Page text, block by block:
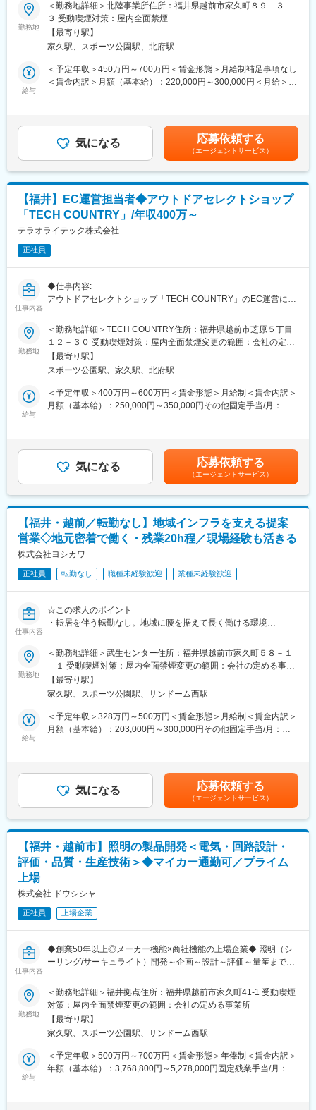
増進などの福利厚生費用を年間34,000円分使用できます。
■当社の特徴：
福井村田製作所はムラタグループの中でも国内最大規模の事業所
して歴史を築いてきました。福井ムラタの生み出した世界最先端
の電子部品は、あらゆる電子機器に搭載され、高度に電子化した
岩谷産業(東証プライム上場)グループで国内No.1サプライヤーの
同社にて、お客様へガスを供給するための、ガス製造プラントや
ガス貯槽設備の設計・施工管理をお任せいたします。
■具体的な業務：
・工事詳細の打ち合わせ／現地視察
・工事に関する配管図作成／工程表作成
産業ガス設備据え付け工事や配管工事の管理）
■働き方：
年間休日123日、施工管理の平均残業は月30時間程度です。休日
は言えませんが、1週間程度～1か月程度の出張が発生するケース
があります。
■魅力ポイント：
＜国内No.1サプライヤー！液化水素の国内シェア100％で「脱炭
素社会」の実現に貢献！＞
岩谷瓦斯は日本で初めて水素の販売を始めた会社。圧縮水素（気
化した水素）は国内シェア約35％、液化水素に限れば製造してい
るのは岩谷グループのみのため、国内シェアは100％で、水素の
国内トップサプライヤーです。国を挙げて取り組んでいる「脱炭
素社会」の実現に、大きく寄与できる可能性を秘めているのが水
プライヤーとして揺るがぬ存在感を持つ企業になることを目指し
ています。また、通信に重要な光ファイバーの製造時や、病院の
MRI等に使われるヘリウムガスも、国内シェア50％を誇り、こち
らも国内No.1のサプライヤーとなっています。
勤務地
＜勤務地詳細＞北陸事業所住所：福井県越前市家久町８９－３－
３ 受動喫煙対策：屋内全面禁煙
【最寄り駅】
家久駅、スポーツ公園駅、北府駅
給与
＜予定年収＞450万円～700万円＜賃金形態＞月給制補足事項なし
＜賃金内訳＞月額（基本給）：220,000円～300,000円＜月給＞
5.36ヶ月分 ※2022年度実績）賃金はあくまでも目安の金額であ
り、選考を通じて上下する可能性があります。月給(月額)は固定手
当を含めた表記です。
気になる 応募依頼する
（エージェントサービス）
【福井】EC運営担当者◆アウトドアセレクトショップ
「TECH COUNTRY」/年収400万～
テラオライテック株式会社
正社員
仕事内容
◆仕事内容:
アウトドアセレクトショップ「TECH COUNTRY」のEC運営に関
自社ECサイトや楽天・Amazon等のモール運営を中心に、商品の
魅力を伝え、売上拡大につなげるための企画・改善に携わるポジ
ションです。
まずは商品ページの更新や改善、販促施策の運用、売上や在庫状
況の確認などの業務からスタートし、
ご経験や得意分野に応じて、分析をもとにした改善提案や販促企
◆主な業務内容:
・自社ECサイトおよび楽天・Amazon等のモールの運営・更新
・SNS、メルマガ等を活用した販促施策の企画・運用
・在庫状況の確認、販売計画のサポート
◆求める人物像
・アウトドアやライフスタイル商材に強い関心があり、その価値
を自らの言葉で伝えられる方
・売上や利益などの数字に責任を持ち、改善を楽しみながら成果
をつくれる方
・チームを巻き込みながら、目標達成に向けて主体的に動ける方
・自ら意思決定し、最後までやり切る覚悟のある方
変更の範囲：会社の定める業務
勤務地
＜勤務地詳細＞TECH COUNTRY住所：福井県越前市芝原５丁目
１２－３０ 受動喫煙対策：屋内全面禁煙変更の範囲：会社の定め
る事業所
【最寄り駅】
スポーツ公園駅、家久駅、北府駅
給与
＜予定年収＞400万円～600万円＜賃金形態＞月給制＜賃金内訳＞
月額（基本給）：250,000円～350,000円その他固定手当/月：
す。月給(月額)は固定手当を含めた表記です。
気になる 応募依頼する
（エージェントサービス）
【福井・越前／転勤なし】地域インフラを支える提案
営業◇地元密着で働く・残業20h程／現場経験も活きる
株式会社ヨシカワ
正社員 転勤なし 職種未経験歓迎 業種未経験歓迎
仕事内容
☆この求人のポイント
・転居を伴う転勤なし。地域に腰を据えて長く働ける環境
・既存顧客中心の営業スタイル
・ICタグで機械管理し業務効率化などDXが進む企業
・扱う機械は地域の発展の貢献できるインフラ整備や建物づくり
■業務内容
建設会社や土木会社など既存取引先を中心に、建設機械や発電機
などのレンタル提案をお任せします。
【具体的には】
・既存顧客への訪問、ニーズのヒアリング
・機械搬入時の立会い
・返却後の整備部門との連携
・納期やスケジュール調整
※営業といっても新規開拓中心ではなく、お客様・現場・社内の整
先輩社員との同行営業やOJTを通じて業務を覚えていただきま
す。
などで培った調整力やコミュニケーション力を活かして活躍でき
る環境です。
■業務の魅力
工事現場で使用されます。
自分が関わった現場が街の風景として残り、地域発展に貢献して
勤務地
＜勤務地詳細＞武生センター住所：福井県越前市家久町５８－１
－１ 受動喫煙対策：屋内全面禁煙変更の範囲：会社の定める事業
所【最寄り駅】
家久駅、スポーツ公園駅、サンドーム西駅
給与
＜予定年収＞328万円～500万円＜賃金形態＞月給制＜賃金内訳＞
月額（基本給）：203,000円～300,000円その他固定手当/月：
（30,000円／月）■昇給：年1回（4月）※前年度実績：1,400円～
20,400円 ■賞与：年2回（7月・12月）※前年度実績：2.6か月賃金
はあくまでも目安の金額であり、選考を通じて上下する可能性が
あります。月給(月額)は固定手当を含めた表記です。
気になる 応募依頼する
（エージェントサービス）
【福井・越前市】照明の製品開発＜電気・回路設計・
評価・品質・生産技術＞◆マイカー通勤可／プライム
上場
株式会社 ドウシシャ
正社員 上場企業
仕事内容
◆創業50年以上◎メーカー機能×商社機能の上場企業◆ 照明（シ
ーリング/サーキュライト）開発～企画～設計～評価～量産まで一
～品質・生産技術と連携し量産まで推進／海外メーカーと調整あ
り／アイデアが商品に直結★上場の安定基盤～
商品開発スピード・商品品質の向上のため、新しいメンバーを募
集します。
照明の製品開発業務全般をお任せいたします。
競合他社がチャレンジしていないニッチな市場に対して需要に応
勤務地
＜勤務地詳細＞福井拠点住所：福井県越前市家久町41-1 受動喫煙
対策：屋内全面禁煙変更の範囲：会社の定める事業所
【最寄り駅】
家久駅、スポーツ公園駅、サンドーム西駅
給与
＜予定年収＞500万円～700万円＜賃金形態＞年俸制＜賃金内訳＞
年額（基本給）：3,768,800円～5,278,000円固定残業手当/月：